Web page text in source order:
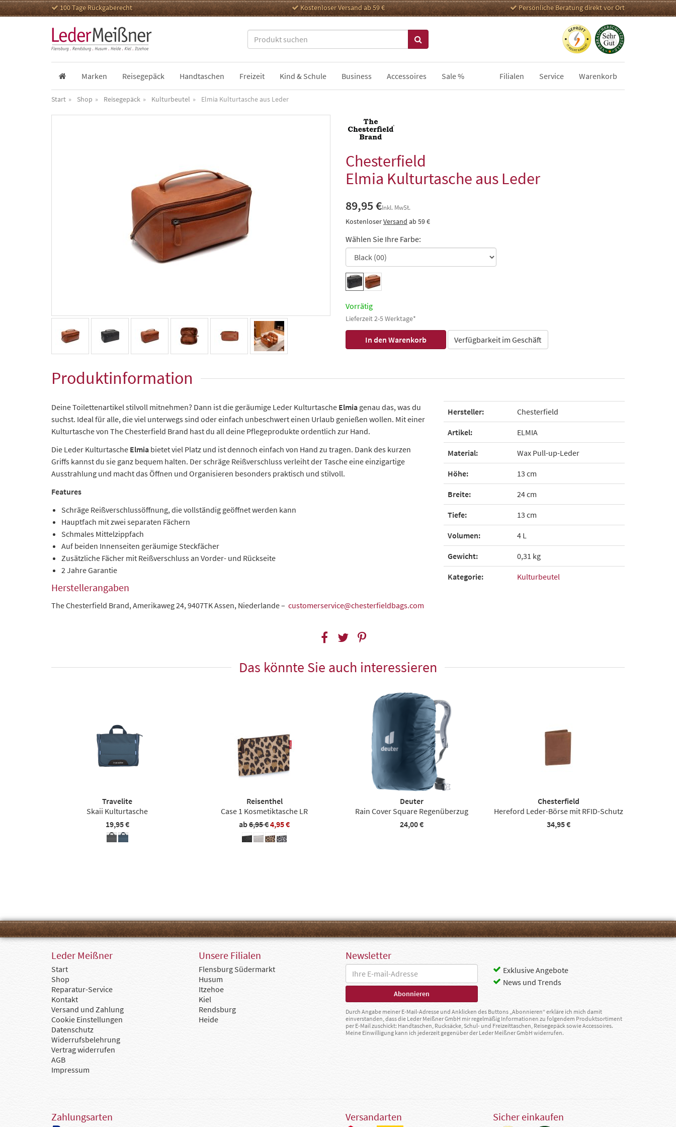
100 Tage Rückgaberecht Kostenloser Versand ab 59 € Persönliche Beratung direkt vor Ort
Marken Reisegepäck Handtaschen Freizeit Kind & Schule Business Accessoires Sale % Filialen Service Warenkorb
Start Shop Reisegepäck Kulturbeutel Elmia Kulturtasche aus Leder
Chesterfield
Elmia Kulturtasche aus Leder
89,95 €Inkl. MwSt.
KostenloserVersand ab 59 €
Wählen Sie Ihre Farbe:
Vorrätig
Lieferzeit 2-5 Werktage*
Verfügbarkeit im Geschäft
Produktinformation
Deine Toilettenartikel stilvoll mitnehmen? Dann ist die geräumige Leder Kulturtasche Elmia genau das, was du
suchst. Ideal für alle, die viel unterwegs sind oder einfach unbeschwert einen Urlaub genießen wollen. Mit einer
Kulturtasche von The Chesterfield Brand hast du all deine Pflegeprodukte ordentlich zur Hand.
Die Leder Kulturtasche Elmia bietet viel Platz und ist dennoch einfach von Hand zu tragen. Dank des kurzen
Griffs kannst du sie ganz bequem halten. Der schräge Reißverschluss verleiht der Tasche eine einzigartige
Ausstrahlung und macht das Öffnen und Organisieren besonders praktisch und stilvoll.
Features
Schräge Reißverschlussöffnung, die vollständig geöffnet werden kann
Hauptfach mit zwei separaten Fächern
Schmales Mittelzippfach
Auf beiden Innenseiten geräumige Steckfächer
Zusätzliche Fächer mit Reißverschluss an Vorder- und Rückseite
2 Jahre Garantie
Herstellerangaben
The Chesterfield Brand, Amerikaweg 24, 9407TK Assen, Niederlande – customerservice@chesterfieldbags.com
Hersteller: Chesterfield
Artikel: ELMIA
Material: Wax Pull-up-Leder
Höhe: 13 cm
Breite: 24 cm
Tiefe: 13 cm
Volumen: 4 L
Gewicht: 0,31 kg
Kategorie: Kulturbeutel
Das könnte Sie auch interessieren
Travelite
Skaii Kulturtasche
19,95 €
Reisenthel
Case 1 Kosmetiktasche LR
ab6,95 €4,95 €
Deuter
Rain Cover Square Regenüberzug
24,00 €
Chesterfield
Hereford Leder-Börse mit RFID-Schutz
34,95 €
Leder Meißner
Start
Shop
Reparatur-Service
Kontakt
Versand und Zahlung
Cookie Einstellungen
Datenschutz
Widerrufsbelehrung
Vertrag widerrufen
AGB
Impressum
Unsere Filialen
Flensburg Südermarkt
Husum
Itzehoe
Kiel
Rendsburg
Heide
Newsletter
Exklusive Angebote
News und Trends
Durch Angabe meiner E-Mail-Adresse und Anklicken des Buttons „Abonnieren“ erkläre ich mich damit
einverstanden, dass die Leder Meißner GmbH mir regelmäßig Informationen zu folgendem Produktsortiment
per E-Mail zuschickt: Handtaschen, Rucksäcke, Schul- und Freizeittaschen, Reisegepäck sowie Accessoires.
Meine Einwilligung kann ich jederzeit gegenüber der Leder Meißner GmbH widerrufen.
Zahlungsarten Versandarten Sicher einkaufen